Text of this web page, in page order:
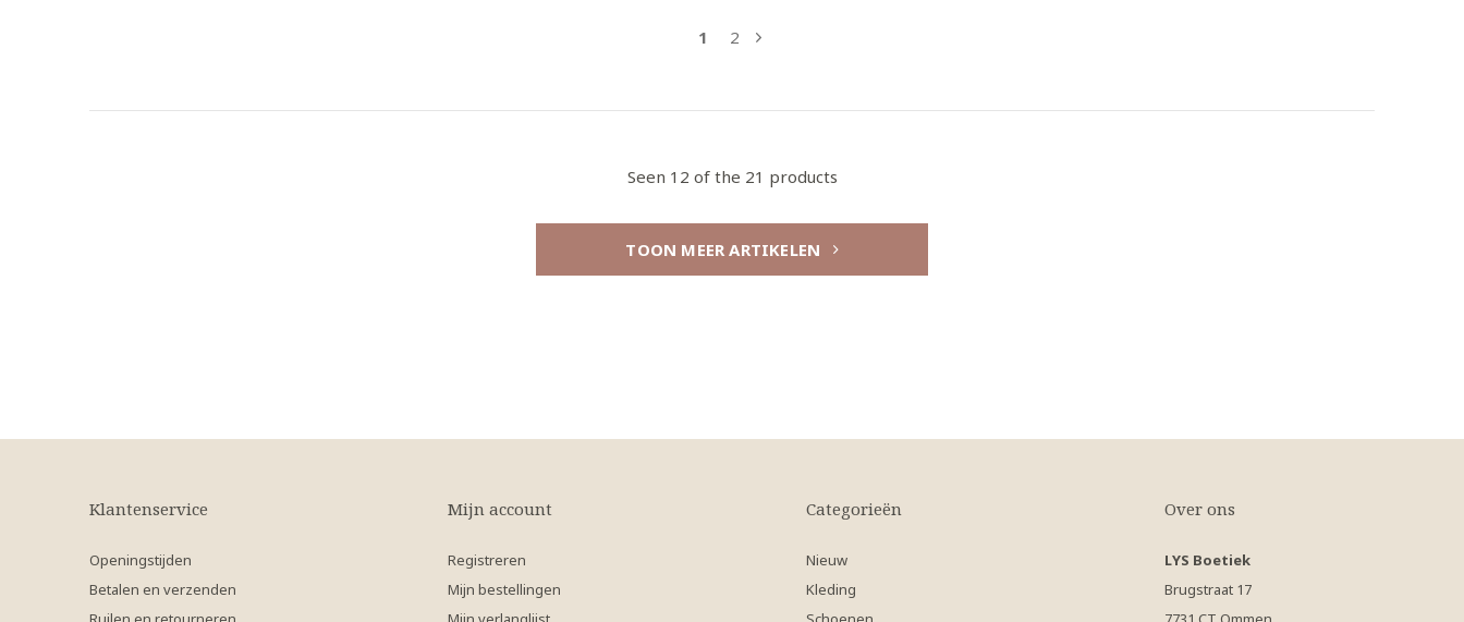
1 2
Seen 12 of the 21 products
TOON MEER ARTIKELEN
Klantenservice
Openingstijden
Betalen en verzenden
Mijn account
Registreren
Mijn bestellingen
Categorieën
Nieuw
Kleding
Over ons
LYS Boetiek
Brugstraat 17